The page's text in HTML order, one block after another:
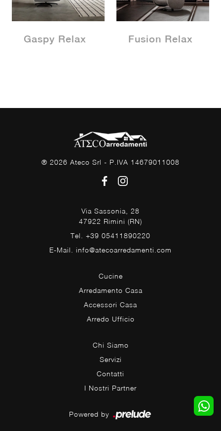
Gaspy Relax Fusion Relax
® 2026 Ateco Srl - P.IVA 14679011008
Via Sassonia, 28
47922 Rimini (RN)
Tel. +39 05411890220
E-Mail. info@atecoarredamenti.com
Cucine
Arredamento Casa
Accessori Casa
Arredo Ufficio
Chi Siamo
Servizi
Contatti
I Nostri Partner
Powered by